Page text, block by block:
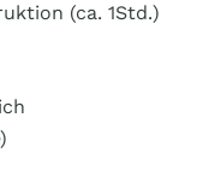
(ca. 1Std.)